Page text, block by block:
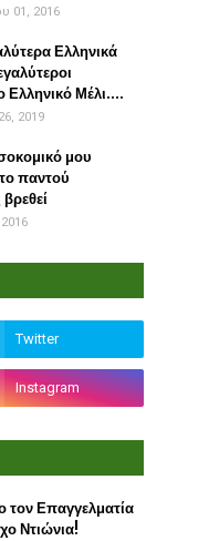
01, 2016
Ελληνικά
Ελληνικό Μέλι....
2019
μου
παντού
Επαγγελματία
Ντιώνια!